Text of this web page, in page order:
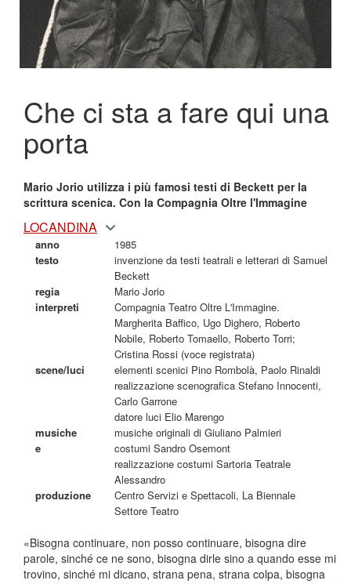
Che ci sta a fare qui una
porta
Mario Jorio utilizza i più famosi testi di Beckett per la
scrittura scenica. Con la Compagnia Oltre l'Immagine
LOCANDINA
anno
1985
testo
invenzione da testi teatrali e letterari di Samuel
Beckett
regia
Mario Jorio
interpreti
Compagnia Teatro Oltre L'Immagine.
Margherita Baffico, Ugo Dighero, Roberto
Nobile, Roberto Tomaello, Roberto Torri;
Cristina Rossi (voce registrata)
scene/luci
elementi scenici Pino Rombolà, Paolo Rinaldi
realizzazione scenografica Stefano Innocenti,
Carlo Garrone
datore luci Elio Marengo
musiche
musiche originali di Giuliano Palmieri
e
costumi Sandro Osemont
realizzazione costumi Sartoria Teatrale
Alessandro
produzione
Centro Servizi e Spettacoli, La Biennale
Settore Teatro
«Bisogna continuare, non posso continuare, bisogna dire
parole, sinché ce ne sono, bisogna dirle sino a quando esse mi
trovino, sinché mi dicano, strana pena, strana colpa, bisogna